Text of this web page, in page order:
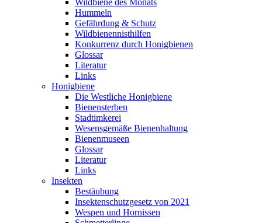
Wildbiene des Monats
Hummeln
Gefährdung & Schutz
Wildbienennisthilfen
Konkurrenz durch Honigbienen
Glossar
Literatur
Links
Honigbiene
Die Westliche Honigbiene
Bienensterben
Stadtimkerei
Wesensgemäße Bienenhaltung
Bienenmuseen
Glossar
Literatur
Links
Insekten
Bestäubung
Insektenschutzgesetz von 2021
Wespen und Hornissen